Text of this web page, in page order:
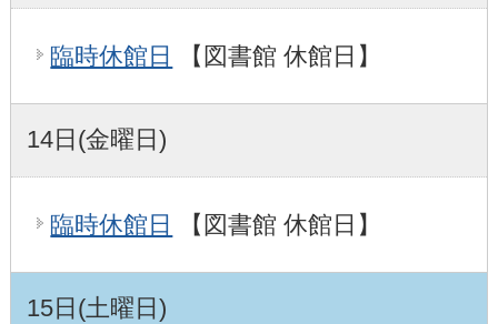
臨時休館日 【図書館 休館日】
14日(金曜日)
臨時休館日 【図書館 休館日】
15日(土曜日)